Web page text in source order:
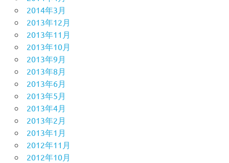
2014年3月
2013年12月
2013年11月
2013年10月
2013年9月
2013年8月
2013年6月
2013年5月
2013年4月
2013年2月
2013年1月
2012年11月
2012年10月